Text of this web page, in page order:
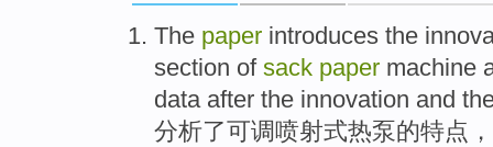
The paper introduces the
section of sack paper machine
data after the innovation and
分析了可调喷射式热泵的特点 ，